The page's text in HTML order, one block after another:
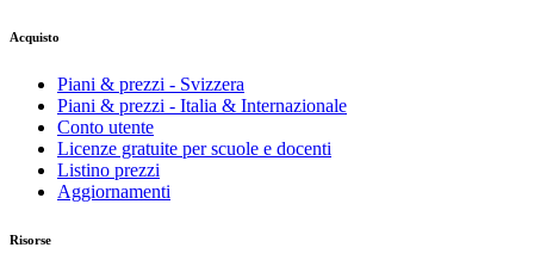
Acquisto
Piani & prezzi - Svizzera
Piani & prezzi - Italia & Internazionale
Conto utente
Licenze gratuite per scuole e docenti
Listino prezzi
Aggiornamenti
Risorse